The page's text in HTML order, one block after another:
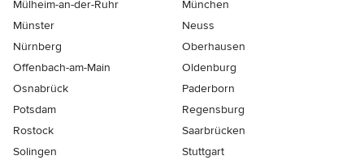
Mülheim-an-der-Ruhr
München
Münster
Neuss
Nürnberg
Oberhausen
Offenbach-am-Main
Oldenburg
Osnabrück
Paderborn
Potsdam
Regensburg
Rostock
Saarbrücken
Solingen
Stuttgart